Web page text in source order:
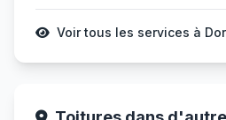
Voir tous les services à